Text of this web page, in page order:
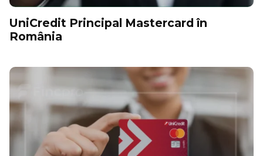
UniCredit Principal Mastercard în
România